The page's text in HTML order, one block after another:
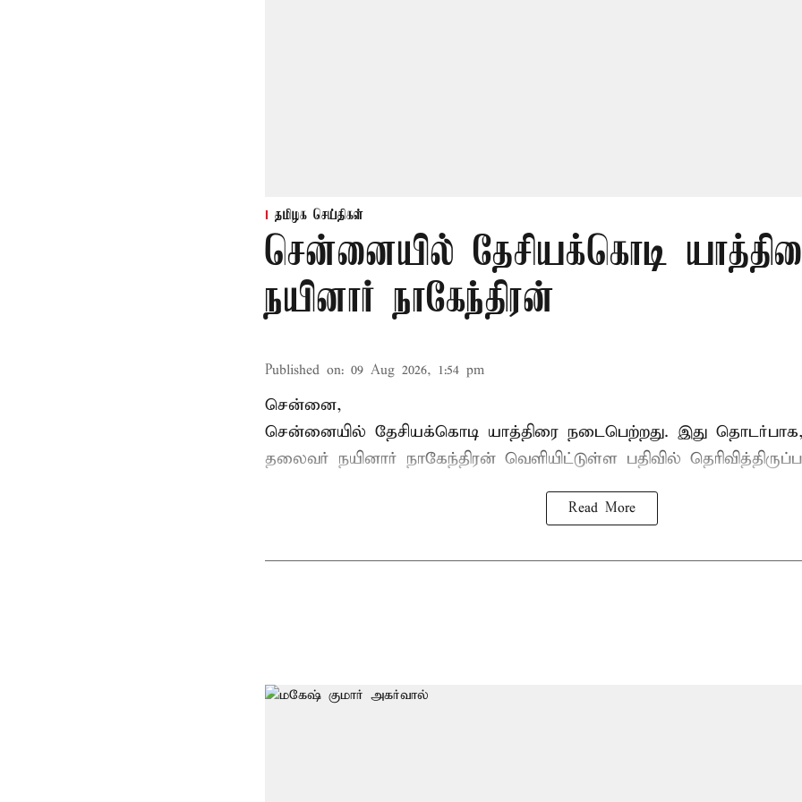
தமிழக செய்திகள்
சென்னையில் தேசியக்கொடி
நயினார் நாகேந்திரன்
Published on: 09 Aug 2026, 1:54 pm
சென்னை,
சென்னையில் தேசியக்கொடி யாத்திரை நடைபெற்றது. இது
தலைவர் நயினார் நாகேந்திரன் வெளியிட்டுள்ள பதிவில்
Read More